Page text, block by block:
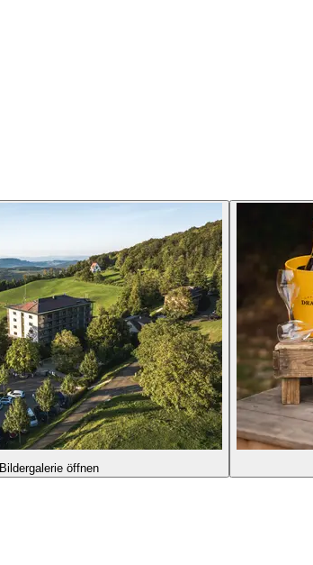
Bildergalerie öffnen